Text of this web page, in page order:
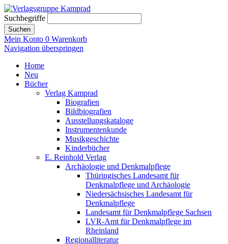
Suchbegriffe
Suchen
Mein Konto 0 Warenkorb
Navigation überspringen
Home
Neu
Bücher
Verlag Kamprad
Biografien
Bildbiografien
Ausstellungskataloge
Instrumentenkunde
Musikgeschichte
Kinderbücher
E. Reinhold Verlag
Archäologie und Denkmalpflege
Thüringisches Landesamt für
Denkmalpflege und Archäologie
Niedersächsisches Landesamt für
Denkmalpflege
Landesamt für Denkmalpflege Sachsen
LVR-Amt für Denkmalpflege im
Rheinland
Regionalliteratur